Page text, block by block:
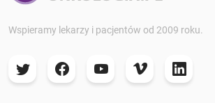
Wspieramy lekarzy i pacjentów od 2009 roku.